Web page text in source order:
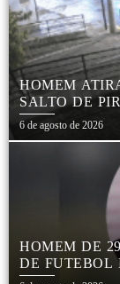
HOMEM
SALTO DE
6 de agosto de 2026
HOMEM DE
DE FUTEBOL